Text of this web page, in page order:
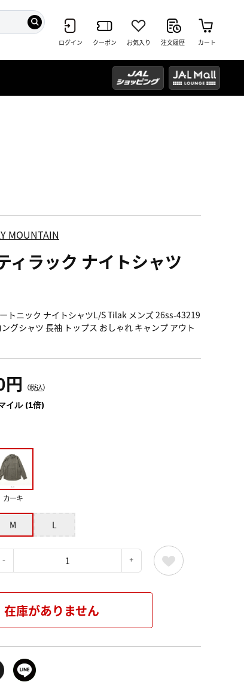
ログイン クーポン お気入り 注文履歴 カート
MOUNTAIN
ィラック ナイトシャツ
トニック ナイトシャツL/S Tilak メンズ 26ss-43219
グシャツ 長袖 トップス おしゃれ キャンプ アウト
（税込）
イル (1倍)
カーキ
M L
在庫がありません